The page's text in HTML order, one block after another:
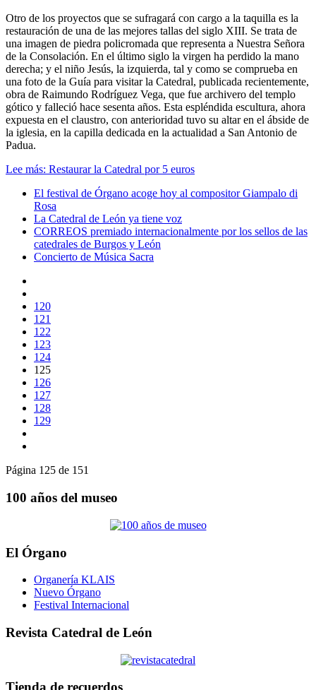
Otro de los proyectos que se sufragará con cargo a la taquilla es la
restauración de una de las mejores tallas del siglo XIII. Se trata de
una imagen de piedra policromada que representa a Nuestra Señora
de la Consolación. En el último siglo la virgen ha perdido la mano
derecha; y el niño Jesús, la izquierda, tal y como se comprueba en
una foto de la Guía para visitar la Catedral, publicada recientemente,
obra de Raimundo Rodríguez Vega, que fue archivero del templo
gótico y falleció hace sesenta años. Esta espléndida escultura, ahora
expuesta en el claustro, con anterioridad tuvo su altar en el ábside de
la iglesia, en la capilla dedicada en la actualidad a San Antonio de
Padua.
Lee más: Restaurar la Catedral por 5 euros
El festival de Órgano acoge hoy al compositor Giampalo di
Rosa
La Catedral de León ya tiene voz
CORREOS premiado internacionalmente por los sellos de las
catedrales de Burgos y León
Concierto de Música Sacra
120
121
122
123
124
125
126
127
128
129
Página 125 de 151
100 años del museo
El Órgano
Organería KLAIS
Nuevo Órgano
Festival Internacional
Revista Catedral de León